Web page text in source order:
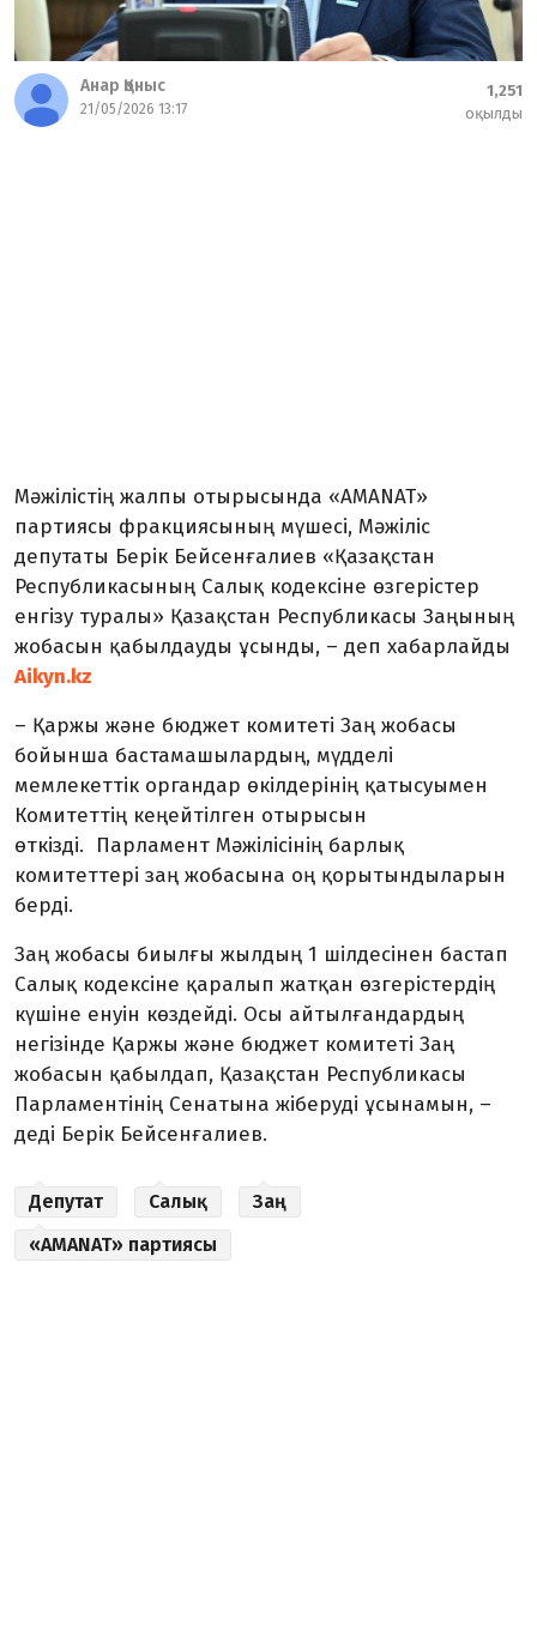
Анар Қоныс
21/05/2026 13:17
1,251
оқылды
Мәжілістің жалпы отырысында «AMANAT»
партиясы фракциясының мүшесі, Мәжіліс
депутаты Берік Бейсенғалиев «Қазақстан
Республикасының Салық кодексіне өзгерістер
енгізу туралы» Қазақстан Республикасы Заңының
жобасын қабылдауды ұсынды, – деп хабарлайды
Aikyn.kz
– Қаржы және бюджет комитеті Заң жобасы
бойынша бастамашылардың, мүдделі
мемлекеттік органдар өкілдерінің қатысуымен
Комитеттің кеңейтілген отырысын
өткізді. Парламент Мәжілісінің барлық
комитеттері заң жобасына оң қорытындыларын
берді.
Заң жобасы биылғы жылдың 1 шілдесінен бастап
Салық кодексіне қаралып жатқан өзгерістердің
күшіне енуін көздейді. Осы айтылғандардың
негізінде Қаржы және бюджет комитеті Заң
жобасын қабылдап, Қазақстан Республикасы
Парламентінің Сенатына жіберуді ұсынамын, –
деді Берік Бейсенғалиев.
Депутат Салық
Заң
«AMANAT» партиясы